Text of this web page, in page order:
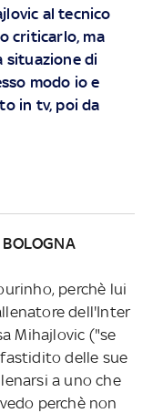
al tecnico
criticarlo, ma
situazione di
modo io e
in tv, poi da
BOLOGNA
perchè lui
dell'Inter
Mihajlovic ("se
delle sue
a uno che
perchè non